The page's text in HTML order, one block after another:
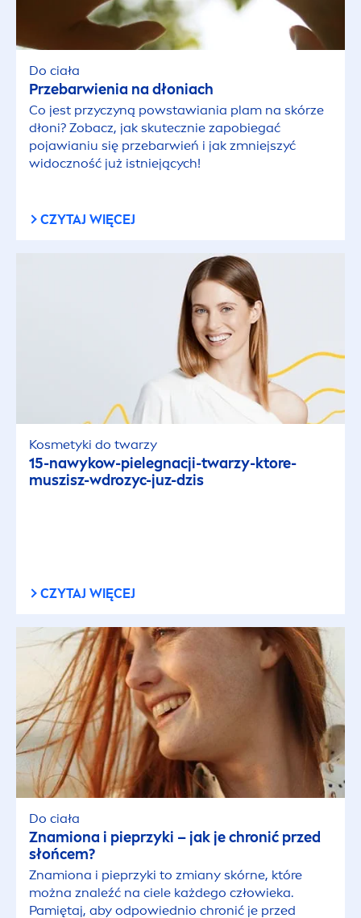
Do ciała
Przebarwienia na dłoniach
Co jest przyczyną powstawiania plam na skórze
dłoni? Zobacz, jak skutecznie zapobiegać
pojawianiu się przebarwień i jak zmniejszyć
widoczność już istniejących!
CZYTAJ WIĘCEJ
Kosmetyki do twarzy
15-nawykow-pielegnacji-twarzy-ktore-
muszisz-wdrozyc-juz-dzis
CZYTAJ WIĘCEJ
Do ciała
Znamiona i pieprzyki – jak je chronić przed
słońcem?
Znamiona i pieprzyki to zmiany skórne, które
można znaleźć na ciele każdego człowieka.
Pamiętaj, aby odpowiednio chronić je przed